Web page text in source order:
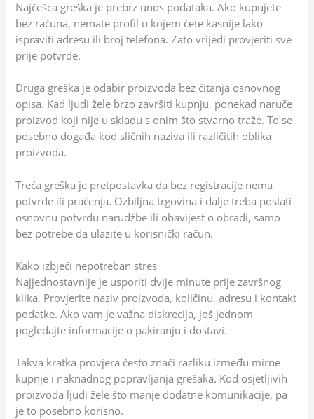
Najčešća greška je prebrz unos podataka. Ako kupujete
bez računa, nemate profil u kojem ćete kasnije lako
ispraviti adresu ili broj telefona. Zato vrijedi provjeriti sve
prije potvrde.
Druga greška je odabir proizvoda bez čitanja osnovnog
opisa. Kad ljudi žele brzo završiti kupnju, ponekad naruče
proizvod koji nije u skladu s onim što stvarno traže. To se
posebno događa kod sličnih naziva ili različitih oblika
proizvoda.
Treća greška je pretpostavka da bez registracije nema
potvrde ili praćenja. Ozbiljna trgovina i dalje treba poslati
osnovnu potvrdu narudžbe ili obavijest o obradi, samo
bez potrebe da ulazite u korisnički račun.
Kako izbjeći nepotreban stres
Najjednostavnije je usporiti dvije minute prije završnog
klika. Provjerite naziv proizvoda, količinu, adresu i kontakt
podatke. Ako vam je važna diskrecija, još jednom
pogledajte informacije o pakiranju i dostavi.
Takva kratka provjera često znači razliku između mirne
kupnje i naknadnog popravljanja grešaka. Kod osjetljivih
proizvoda ljudi žele što manje dodatne komunikacije, pa
je to posebno korisno.